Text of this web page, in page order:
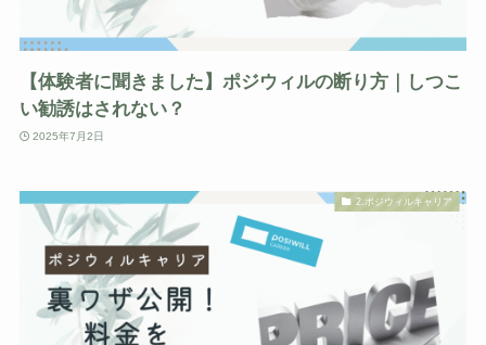
【体験者に聞きました】ポジウィルの断り方｜しつこ
い勧誘はされない？
2025年7月2日
2.ポジウィルキャリア